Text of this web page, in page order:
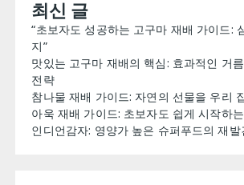
최신 글
“초보자도 성공하는 고구마 재배 가이드:
지”
맛있는 고구마 재배의 핵심: 효과적인 거
전략
참나물 재배 가이드: 자연의 선물을 우리
아욱 재배 가이드: 초보자도 쉽게 시작하
인디언감자: 영양가 높은 슈퍼푸드의 재발